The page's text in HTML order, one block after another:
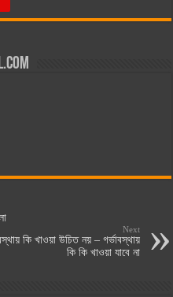
Next
কি খাওয়া উচিত নয় – গর্ভাবস্থায়
কি কি খাওয়া যাবে না